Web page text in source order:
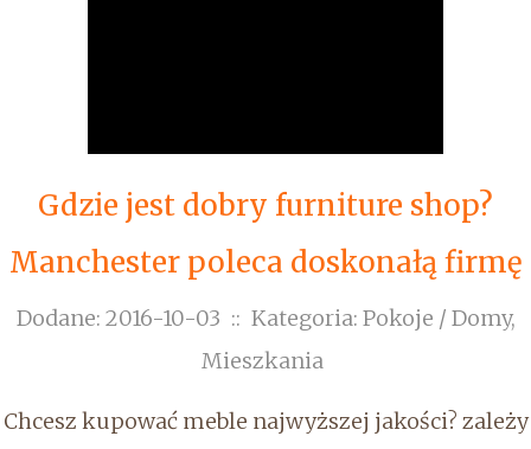
Gdzie jest dobry furniture shop?
Manchester poleca doskonałą firmę
Dodane: 2016-10-03 :: Kategoria: Pokoje / Domy,
Mieszkania
Chcesz kupować meble najwyższej jakości? zależy